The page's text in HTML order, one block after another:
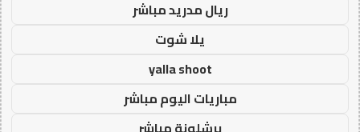
ريال مدريد مباشر
يلا شوت
yalla shoot
مباريات اليوم مباشر